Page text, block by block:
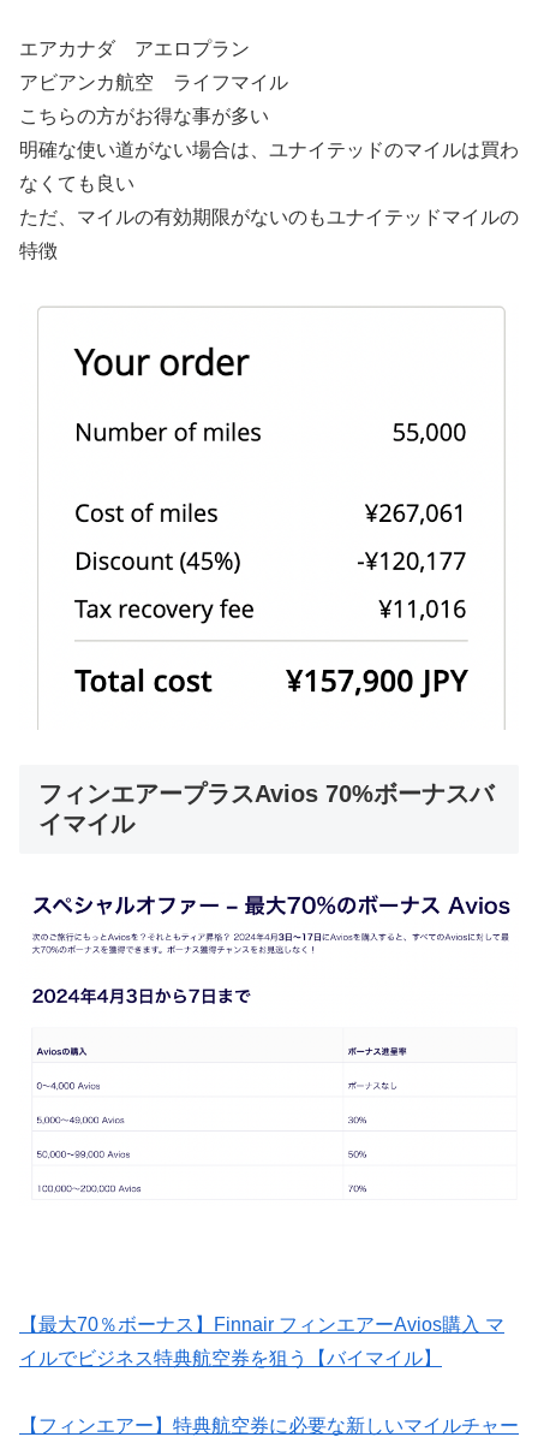
エアカナダ アエロプラン
アビアンカ航空 ライフマイル
こちらの方がお得な事が多い
明確な使い道がない場合は、ユナイテッドのマイルは買わ
なくても良い
ただ、マイルの有効期限がないのもユナイテッドマイルの
特徴
フィンエアープラスAvios 70%ボーナスバ
イマイル
【最大70％ボーナス】Finnair フィンエアーAvios購入 マ
イルでビジネス特典航空券を狙う【バイマイル】
【フィンエアー】特典航空券に必要な新しいマイルチャー